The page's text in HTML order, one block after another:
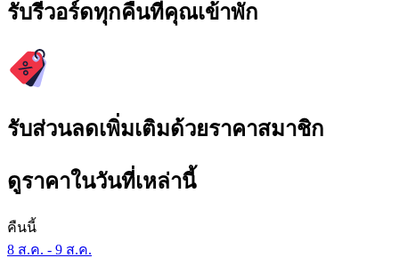
รับรีวอร์ดทุกคืนที่คุณเข้าพัก
รับส่วนลดเพิ่มเติมด้วยราคาสมาชิก
ดูราคาในวันที่เหล่านี้
คืนนี้
8 ส.ค. - 9 ส.ค.